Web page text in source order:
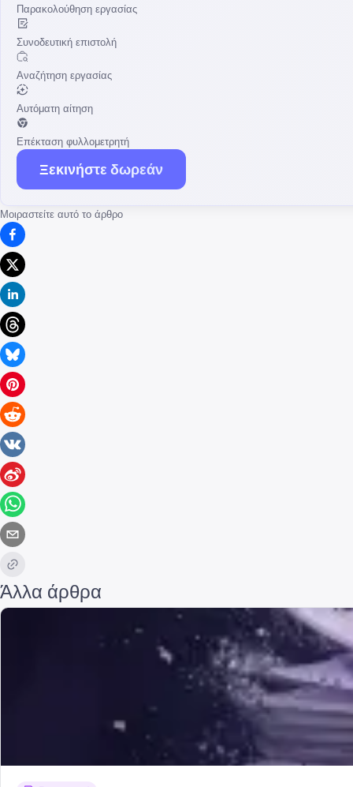
Παρακολούθηση εργασίας
Συνοδευτική επιστολή
Αναζήτηση εργασίας
Αυτόματη αίτηση
Επέκταση φυλλομετρητή
Ξεκινήστε δωρεάν
Μοιραστείτε αυτό το άρθρο
Άλλα άρθρα